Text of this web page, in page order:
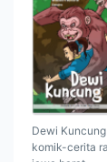
Dewi
komik-cerita